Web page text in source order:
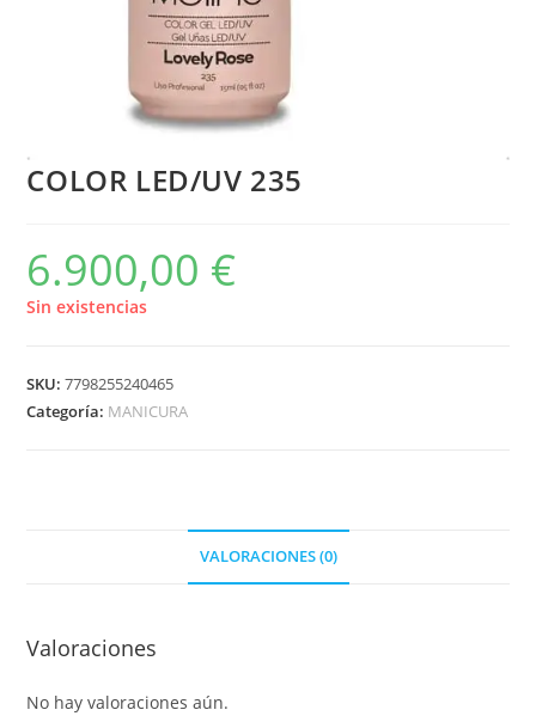
COLOR LED/UV 235
6.900,00 €
Sin existencias
SKU:7798255240465
Categoría: MANICURA
VALORACIONES (0)
Valoraciones
No hay valoraciones aún.